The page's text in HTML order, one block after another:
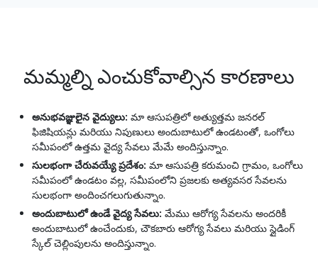
మమ్మల్ని ఎంచుకోవాల్సిన కారణాలు
అనుభవజ్ఞులైన వైద్యులు: మా ఆసుపత్రిలో అత్యుత్తమ జనరల్
ఫిజిషియన్లు మరియు నిపుణులు అందుబాటులో ఉండటంతో, ఒంగోలు
సమీపంలో ఉత్తమ వైద్య సేవలు మేమే అందిస్తున్నాం.
సులభంగా చేరువయ్యే ప్రదేశం: మా ఆసుపత్రి కరుమంచి గ్రామం, ఒంగోలు
సమీపంలో ఉండటం వల్ల, సమీపంలోని ప్రజలకు అత్యవసర సేవలను
సులభంగా అందించగలుగుతున్నాం.
అందుబాటులో ఉండే వైద్య సేవలు: మేము ఆరోగ్య సేవలను అందరికీ
అందుబాటులో ఉంచేందుకు, చౌకబారు ఆరోగ్య సేవలు మరియు స్లైడింగ్
స్కేల్ చెల్లింపులను అందిస్తున్నాం.